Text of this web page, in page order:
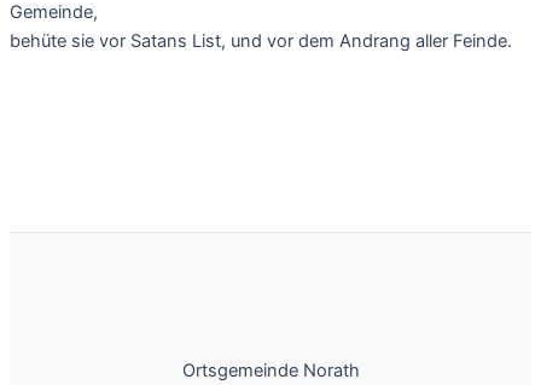
Gemeinde,
behüte sie vor Satans List, und vor dem Andrang aller Feinde.
Ortsgemeinde Norath